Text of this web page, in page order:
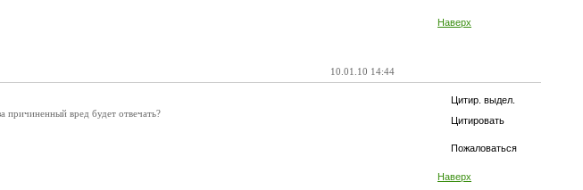
Наверх
10.01.10 14:44
Цитир. выдел.
Цитировать
Пожаловаться
Наверх
причиненный вред будет отвечать?